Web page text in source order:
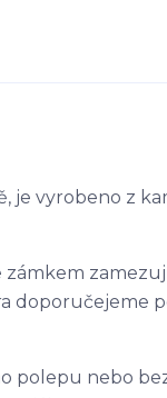
je vyrobeno z
doporučejeme
polepu nebo